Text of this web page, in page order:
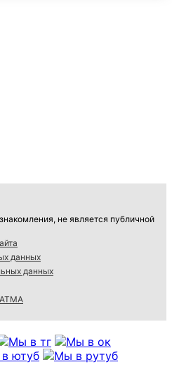
не является публичной
данных
данных
АТМА